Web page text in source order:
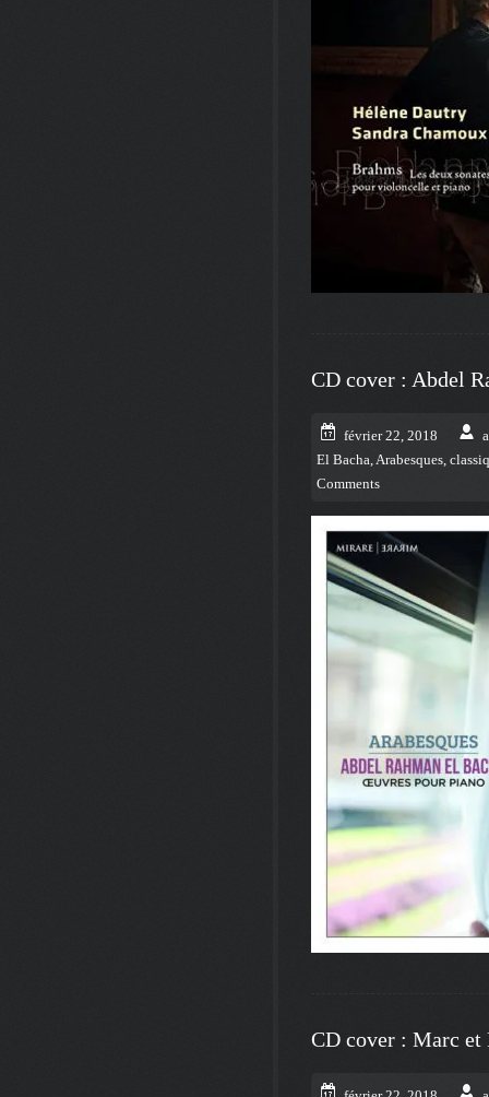
CD cover : Abdel
février 22, 2018
El Bacha,Arabesques,
Comments
CD cover : Marc et